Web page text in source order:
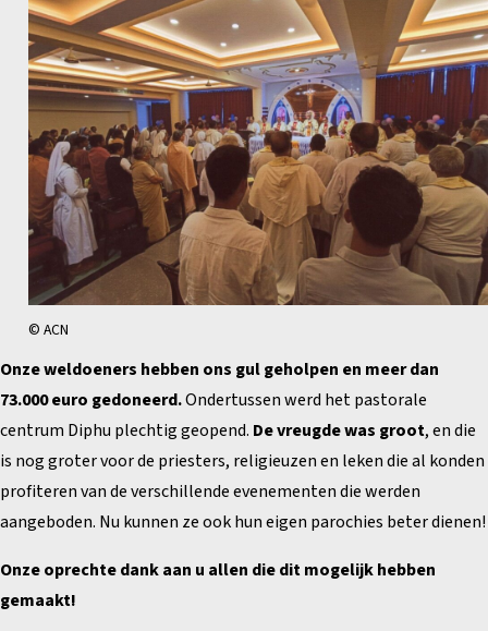
© ACN
Onze weldoeners hebben ons gul geholpen en meer dan
73.000 euro gedoneerd.Ondertussen werd het pastorale
centrum Diphu plechtig geopend. De vreugde was groot, en die
is nog groter voor de priesters, religieuzen en leken die al konden
profiteren van de verschillende evenementen die werden
aangeboden. Nu kunnen ze ook hun eigen parochies beter dienen!
Onze oprechte dank aan u allen die dit mogelijk hebben
gemaakt!